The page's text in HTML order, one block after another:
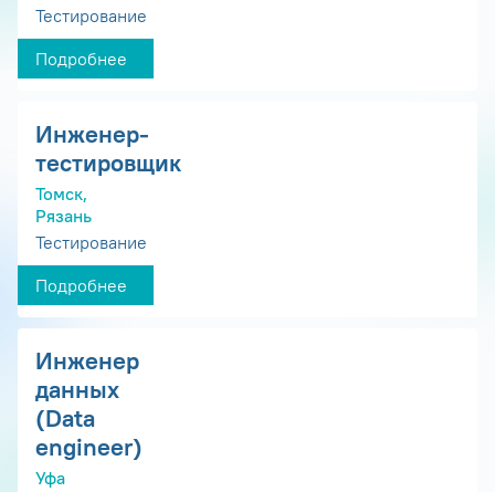
Тестирование
Подробнее
Инженер-
тестировщик
Томск,
Рязань
Тестирование
Подробнее
Инженер
данных
(Data
engineer)
Уфа